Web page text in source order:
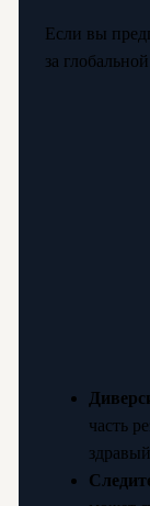
Если вы
за
часть